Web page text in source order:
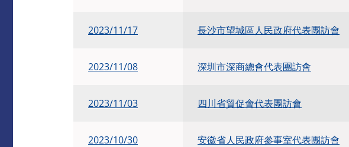
2023/11/17 長沙市望城區人民政府代表團訪會
2023/11/08 深圳市深商總會代表團訪會
2023/11/03 四川省貿促會代表團訪會
2023/10/30 安徽省人民政府參事室代表團訪會